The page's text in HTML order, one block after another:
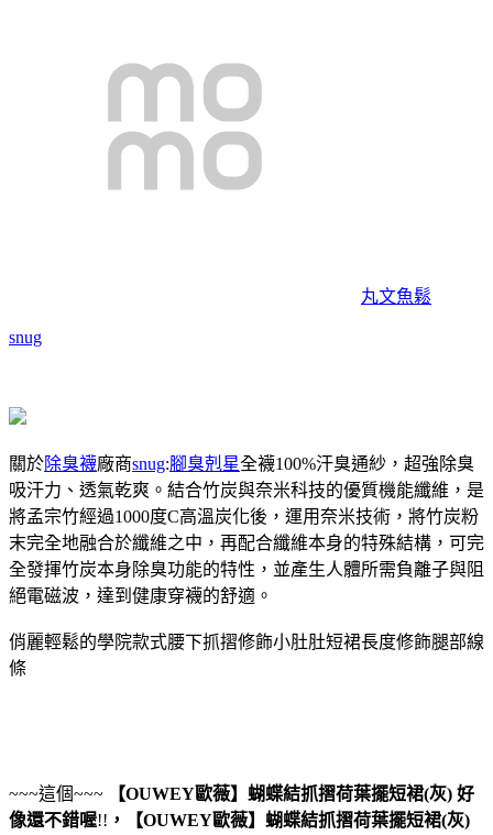
丸文魚鬆
snug
關於除臭襪廠商snug:腳臭剋星全襪100%汗臭通紗，超強除臭
吸汗力、透氣乾爽。結合竹炭與奈米科技的優質機能纖維，是
將孟宗竹經過1000度C高溫炭化後，運用奈米技術，將竹炭粉
末完全地融合於纖維之中，再配合纖維本身的特殊結構，可完
全發揮竹炭本身除臭功能的特性，並產生人體所需負離子與阻
絕電磁波，達到健康穿襪的舒適。
俏麗輕鬆的學院款式腰下抓摺修飾小肚肚短裙長度修飾腿部線
條
~~~這個~~~ 【OUWEY歐薇】蝴蝶結抓摺荷葉擺短裙(灰) 好
像還不錯喔!! ，
【OUWEY歐薇】蝴蝶結抓摺荷葉擺短裙(灰)